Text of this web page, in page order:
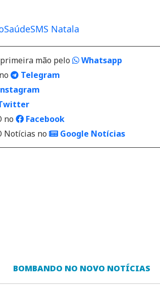
SaúdeSMS Natala
mão pelo
Whatsapp
Telegram
no
Facebook
Notícias no
Google Notícias
BOMBANDO NO NOVO NOTÍCIAS